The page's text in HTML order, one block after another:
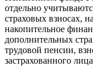
отдельно
страховых взносах,
накопительное
дополнительных
трудовой пенсии,
застрахованного